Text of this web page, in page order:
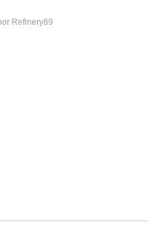
Refinery89